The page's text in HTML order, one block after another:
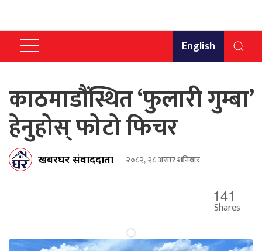
English
काठमाडौंस्थित ‘फुलारी गुम्बा’
हेनुहोस् फोटो फिचर
खबरघर संवाददाता २०८२, २८ असार शनिबार
141
Shares